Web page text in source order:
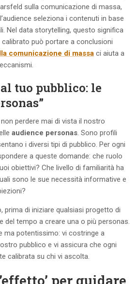
sulla comunicazione di massa,
seleziona i contenuti in base
Nel data storytelling, questo significa
può portare a conclusioni
comunicazione di massa ci aiuta a
tuo pubblico: le
perdere mai di vista il nostro
audience personas . Sono profili
i diversi tipi di pubblico. Per ogni
a queste domande: che ruolo
obiettivi? Che livello di familiarità ha
sono le sue necessità informative e
prima di iniziare qualsiasi progetto di
del tempo a creare una o più personas.
ma potentissimo: vi costringe a
pubblico e vi assicura che ogni
calibrata su chi vi ascolta.
per guidare